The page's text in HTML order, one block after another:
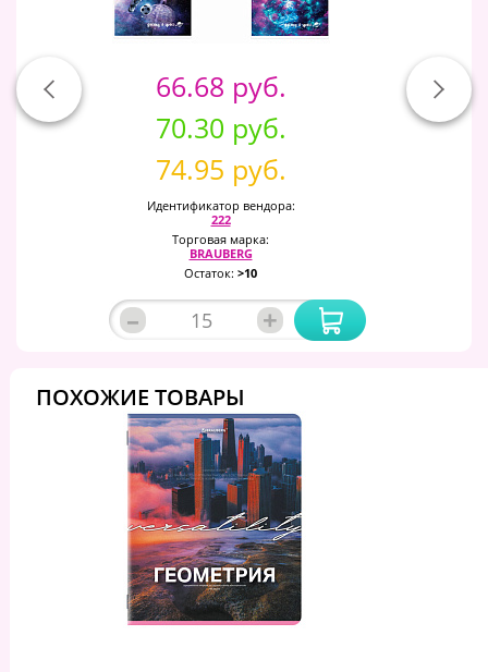
66.68 руб.
70.30 руб.
74.95 руб.
Идентификатор вендора:
222
Торговая марка:
BRAUBERG
Остаток: >10
– +
ПОХОЖИЕ ТОВАРЫ